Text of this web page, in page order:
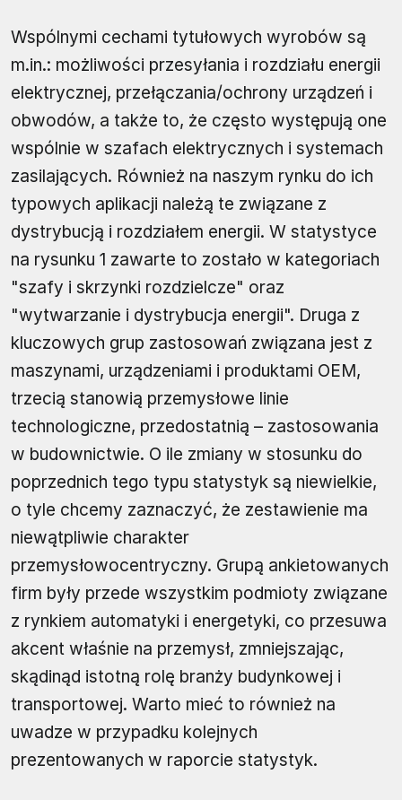
Wspólnymi cechami tytułowych wyrobów są
m.in.: możliwości przesyłania i rozdziału energii
elektrycznej, przełączania/ochrony urządzeń i
obwodów, a także to, że często występują one
wspólnie w szafach elektrycznych i systemach
zasilających. Również na naszym rynku do ich
typowych aplikacji należą te związane z
dystrybucją i rozdziałem energii. W statystyce
na rysunku 1 zawarte to zostało w kategoriach
"szafy i skrzynki rozdzielcze" oraz
"wytwarzanie i dystrybucja energii". Druga z
kluczowych grup zastosowań związana jest z
maszynami, urządzeniami i produktami OEM,
trzecią stanowią przemysłowe linie
technologiczne, przedostatnią – zastosowania
w budownictwie. O ile zmiany w stosunku do
poprzednich tego typu statystyk są niewielkie,
o tyle chcemy zaznaczyć, że zestawienie ma
niewątpliwie charakter
przemysłowocentryczny. Grupą ankietowanych
firm były przede wszystkim podmioty związane
z rynkiem automatyki i energetyki, co przesuwa
akcent właśnie na przemysł, zmniejszając,
skądinąd istotną rolę branży budynkowej i
transportowej. Warto mieć to również na
uwadze w przypadku kolejnych
prezentowanych w raporcie statystyk.